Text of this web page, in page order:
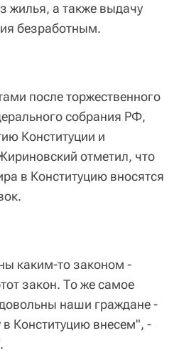
жилья, а также выдачу
безработным.
после торжественного
собрания РФ,
Конституции и
отметил, что
в Конституцию вносятся
каким-то законом -
закон. То же самое
наши граждане -
в Конституцию внесем", -